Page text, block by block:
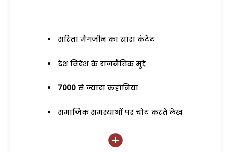
सरिता मैगजीन का सारा कंटेंट
देश विदेश के राजनैतिक मुद्दे
7000 से ज्यादा कहानियां
समाजिक समस्याओं पर चोट करते लेख